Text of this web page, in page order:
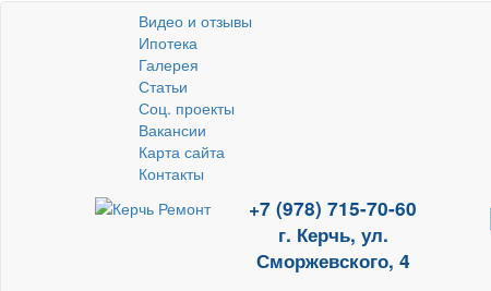
Видео и отзывы
Ипотека
Галерея
Статьи
Соц. проекты
Вакансии
Карта сайта
Контакты
+7 (978) 715-70-60
г. Керчь, ул.
Сморжевского, 4